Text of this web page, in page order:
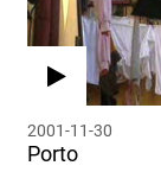
2001-11-30
Porto